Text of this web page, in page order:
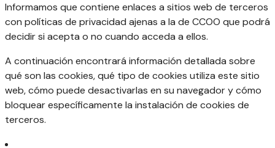
Informamos que contiene enlaces a sitios web de terceros
con políticas de privacidad ajenas a la de CCOO que podrá
decidir si acepta o no cuando acceda a ellos.
A continuación encontrará información detallada sobre
qué son las cookies, qué tipo de cookies utiliza este sitio
web, cómo puede desactivarlas en su navegador y cómo
bloquear específicamente la instalación de cookies de
terceros.